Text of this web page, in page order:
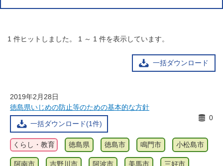
1 件ヒットしました。 1 ～ 1 件を表示しています。
一括ダウンロード
2019年2月28日
徳島県いじめの防止等のための基本的な方針
一括ダウンロード(1件)
0
くらし・教育 徳島県 徳島市 鳴門市 小松島市
阿南市 吉野川市 阿波市 美馬市 三好市